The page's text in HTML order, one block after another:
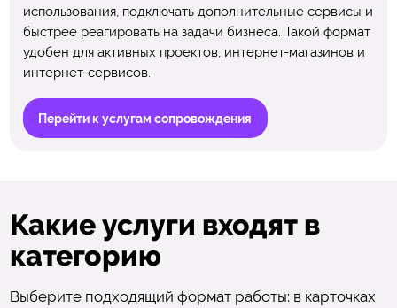
использования, подключать дополнительные сервисы и
быстрее реагировать на задачи бизнеса. Такой формат
удобен для активных проектов, интернет-магазинов и
интернет-сервисов.
Перейти к услугам сопровождения
Какие услуги входят в
категорию
Выберите подходящий формат работы: в карточках